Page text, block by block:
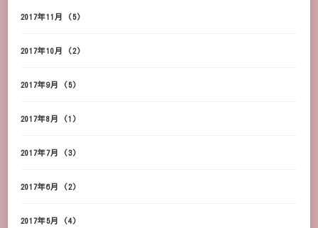
2017年11月 (5)
2017年10月 (2)
2017年9月 (5)
2017年8月 (1)
2017年7月 (3)
2017年6月 (2)
2017年5月 (4)